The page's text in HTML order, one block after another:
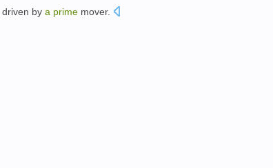
driven by a prime mover.